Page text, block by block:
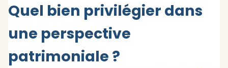
Quel bien privilégier dans
une perspective
patrimoniale ?